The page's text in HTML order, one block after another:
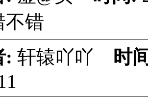
不错
: 轩辕吖吖 时